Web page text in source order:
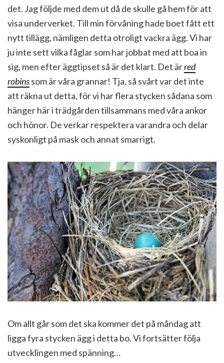
det. Jag följde med dem ut då de skulle gå hem för att
visa underverket. Till min förvåning hade boet fått ett
nytt tillägg, nämligen detta otroligt vackra ägg. Vi har
ju inte sett vilka fåglar som har jobbat med att boa in
sig, men efter äggtipset så är det klart. Det ärred
robinssom är våra grannar! Tja, så svårt var det inte
att räkna ut detta, för vi har flera stycken sådana som
hänger här i trädgården tillsammans med våra ankor
och hönor. De verkar respektera varandra och delar
syskonligt på mask och annat smarrigt.
Om allt går som det ska kommer det på måndag att
ligga fyra stycken ägg i detta bo. Vi fortsätter följa
utvecklingen med spänning…